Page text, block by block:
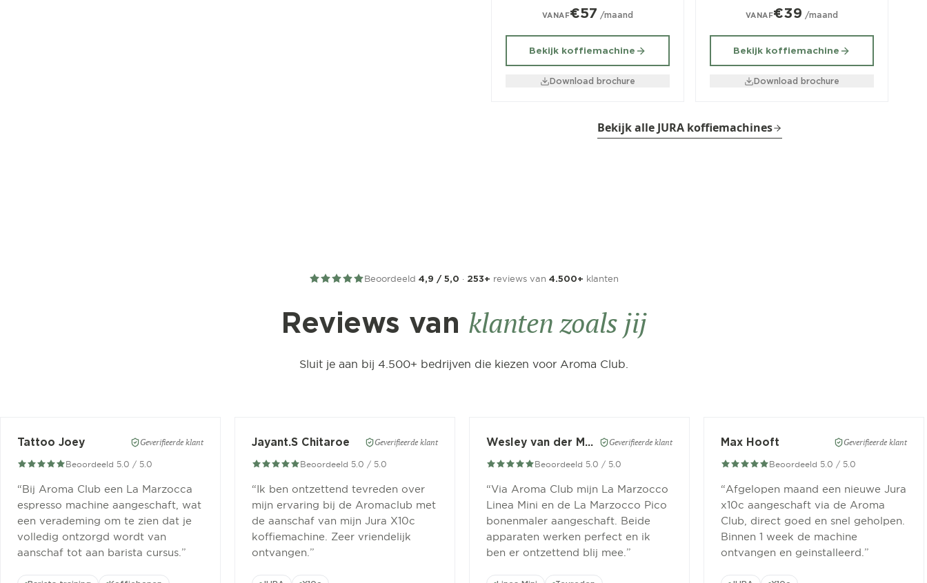
VANAF€57 /maand
Bekijk koffiemachine
Download brochure
VANAF€39 /maand
Bekijk koffiemachine
Download brochure
Bekijk alle JURA koffiemachines
Beoordeeld 4,9 / 5,0 · 253+ reviews van 4.500+ klanten
Reviews van klanten zoals jij
Sluit je aan bij 4.500+ bedrijven die kiezen voor Aroma Club.
Tattoo Joey Geverifieerde klant
Beoordeeld 5.0 / 5.0
“Bij Aroma Club een La Marzocca
espresso machine aangeschaft, wat
een verademing om te zien dat je
volledig ontzorgd wordt van
aanschaf tot aan barista cursus. ”
Jayant.S Chitaroe Geverifieerde klant
Beoordeeld 5.0 / 5.0
“Ik ben ontzettend tevreden over
mijn ervaring bij de Aromaclub met
de aanschaf van mijn Jura X10c
koffiemachine. Zeer vriendelijk
ontvangen. ”
Wesley van der Meer Geverifieerde klant
Beoordeeld 5.0 / 5.0
“Via Aroma Club mijn La Marzocco
Linea Mini en de La Marzocco Pico
bonenmaler aangeschaft. Beide
apparaten werken perfect en ik
ben er ontzettend blij mee. ”
Max Hooft Geverifieerde klant
Beoordeeld 5.0 / 5.0
“Afgelopen maand een nieuwe Jura
x10c aangeschaft via de Aroma
Club, direct goed en snel geholpen.
Binnen 1 week de machine
ontvangen en geinstalleerd. ”